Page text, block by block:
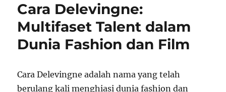
Cara Delevingne:
Multifaset Talent dalam
Dunia Fashion dan Film
Cara Delevingne adalah nama yang telah
berulang kali menghiasi dunia fashion dan